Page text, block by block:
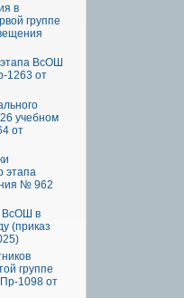
в
группе
этапа ВсОШ
1263 от
учебном
от
этапа
№ 962
ВсОШ в
(приказ
группе
1098 от